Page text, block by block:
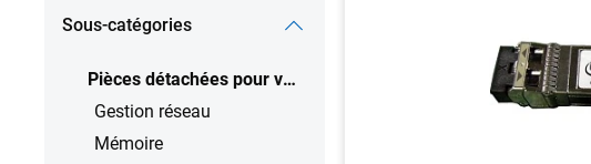
Sous-catégories
Pièces détachées pour votre système Dell
Gestion réseau
Mémoire